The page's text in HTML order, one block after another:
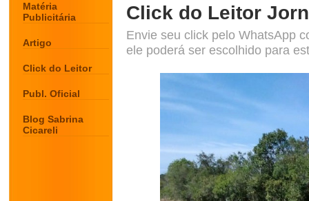
Matéria
Publicitária
Artigo
Click do Leitor
Publ. Oficial
Blog Sabrina
Cicareli
Click do Leitor
Envie seu click pelo WhatsApp
ele poderá ser escolhido para